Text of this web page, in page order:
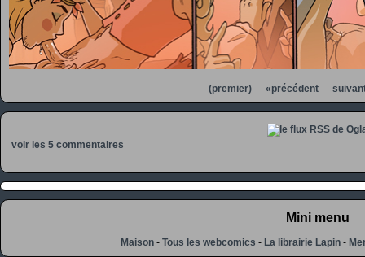
(premier) «précédent
voir les 5 commentaires
Mini menu
Maison -Tous les webcomics -La librairie Lapin -